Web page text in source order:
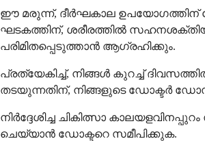
ഈ മരുന്ന്, ദീർഘകാല ഉപയോഗത്തിന്
ഘടകത്തിന്, ശരീരത്തിൽ
പരിമിതപ്പെടുത്താൻ ആഗ്രഹിക്കും.
പ്രത്യേകിച്ച്, നിങ്ങൾ കുറച്ച്
തടയുന്നതിന്, നിങ്ങളുടെ ഡോക്ടർ
നിർദ്ദേശിച്ച ചികിത്സാ
ചെയ്യാൻ ഡോക്ടറെ സമീപിക്കുക.